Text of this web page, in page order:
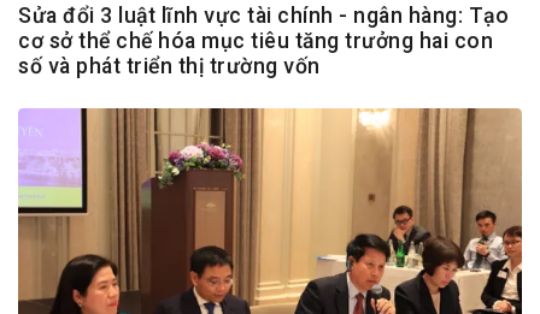
Sửa đổi 3 luật lĩnh vực tài chính - ngân hàng: Tạo
cơ sở thể chế hóa mục tiêu tăng trưởng hai con
số và phát triển thị trường vốn